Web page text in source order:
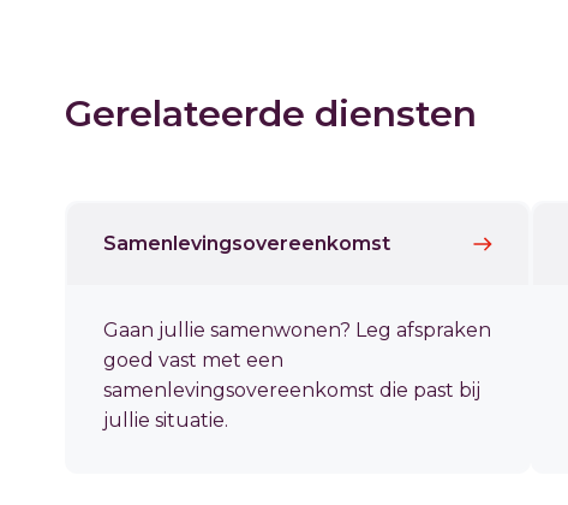
Gerelateerde diensten
Samenlevingsovereenkomst
Gaan jullie samenwonen? Leg afspraken
goed vast met een
samenlevingsovereenkomst die past bij
jullie situatie.